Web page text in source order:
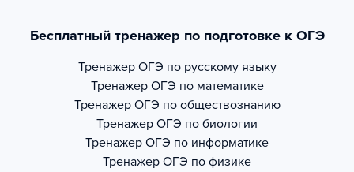
Бесплатный тренажер по подготовке к ОГЭ
Тренажер ОГЭ по русскому языку
Тренажер ОГЭ по математике
Тренажер ОГЭ по обществознанию
Тренажер ОГЭ по биологии
Тренажер ОГЭ по информатике
Тренажер ОГЭ по физике